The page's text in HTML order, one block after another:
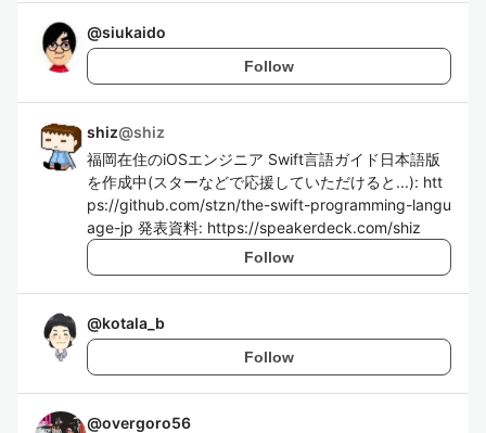
@siukaido
Follow
shiz@shiz
福岡在住のiOSエンジニア Swift言語ガイド日本語版
を作成中(スターなどで応援していただけると...): htt
ps://github.com/stzn/the-swift-programming-langu
age-jp 発表資料: https://speakerdeck.com/shiz
Follow
@kotala_b
Follow
@overgoro56